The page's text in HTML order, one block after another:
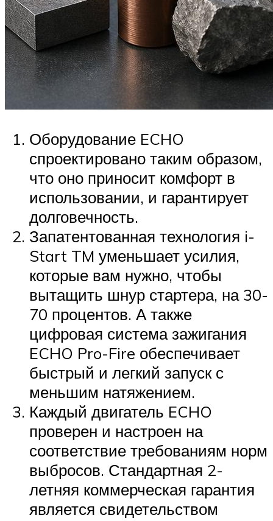
Оборудование ECHO
спроектировано таким образом,
что оно приносит комфорт в
использовании, и гарантирует
долговечность.
Запатентованная технология i-
Start TM уменьшает усилия,
которые вам нужно, чтобы
вытащить шнур стартера, на 30-
70 процентов. А также
цифровая система зажигания
ECHO Pro-Fire обеспечивает
быстрый и легкий запуск с
меньшим натяжением.
Каждый двигатель ECHO
проверен и настроен на
соответствие требованиям норм
выбросов. Стандартная 2-
летняя коммерческая гарантия
является свидетельством